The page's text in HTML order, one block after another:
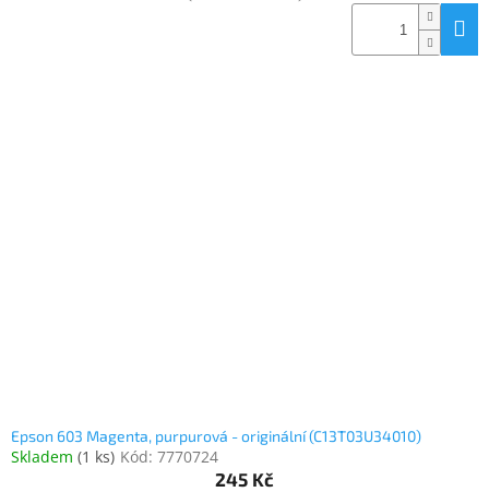
Epson 603 Magenta, purpurová - originální (C13T03U34010)
Skladem (1 ks) Kód: 7770724
245 Kč